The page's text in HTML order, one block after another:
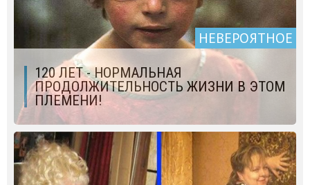
НЕВЕРОЯТНОЕ
120 ЛЕТ - НОРМАЛЬНАЯ
ПРОДОЛЖИТЕЛЬНОСТЬ ЖИЗНИ В ЭТОМ
ПЛЕМЕНИ!